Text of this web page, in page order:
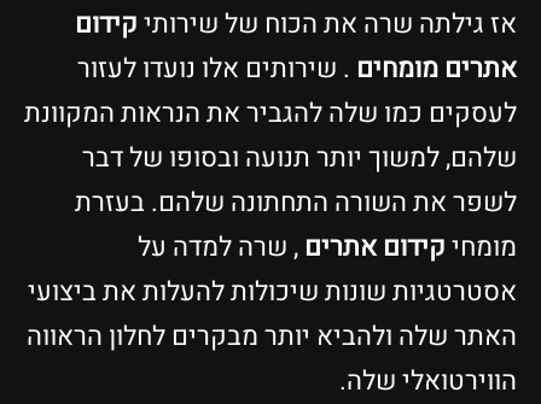
אז גילתה שרה את הכוח של שירותיקידום
אתרים מומחים . שירותים אלו נועדו לעזור
לעסקים כמו שלה להגביר את הנראות המקוונת
שלהם, למשוך יותר תנועה ובסופו של דבר
לשפר את השורה התחתונה שלהם. בעזרת
מומחיקידום אתרים , שרה למדה על
אסטרטגיות שונות שיכולות להעלות את ביצועי
האתר שלה ולהביא יותר מבקרים לחלון הראווה
הווירטואלי שלה.